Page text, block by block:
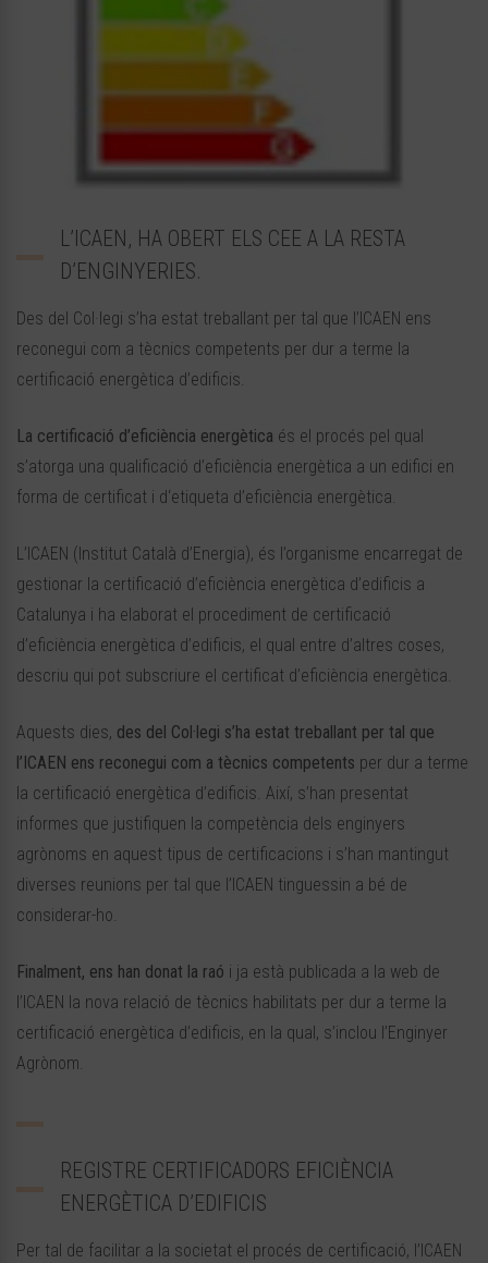
L’ICAEN, HA OBERT ELS CEE A LA RESTA
D’ENGINYERIES.
Des del Col·legi s’ha estat treballant per tal que l’ICAEN ens
reconegui com a tècnics competents per dur a terme la
certificació energètica d’edificis.
La certificació d’eficiència energètica és el procés pel qual
s’atorga una qualificació d’eficiència energètica a un edifici en
forma de certificat i d‘etiqueta d’eficiència energètica.
L’ICAEN (Institut Català d’Energia), és l’organisme encarregat de
gestionar la certificació d’eficiència energètica d’edificis a
Catalunya i ha elaborat el procediment de certificació
d’eficiència energètica d’edificis, el qual entre d’altres coses,
descriu qui pot subscriure el certificat d’eficiència energètica.
Aquests dies, des del Col·legi s’ha estat treballant per tal que
l’ICAEN ens reconegui com a tècnics competents per dur a terme
la certificació energètica d’edificis. Així, s’han presentat
informes que justifiquen la competència dels enginyers
agrònoms en aquest tipus de certificacions i s’han mantingut
diverses reunions per tal que l’ICAEN tinguessin a bé de
considerar-ho.
Finalment, ens han donat la raó i ja està publicada a la web de
l’ICAEN la nova relació de tècnics habilitats per dur a terme la
certificació energètica d’edificis, en la qual, s’inclou l’Enginyer
Agrònom.
REGISTRE CERTIFICADORS EFICIÈNCIA
ENERGÈTICA D’EDIFICIS
Per tal de facilitar a la societat el procés de certificació, l’ICAEN